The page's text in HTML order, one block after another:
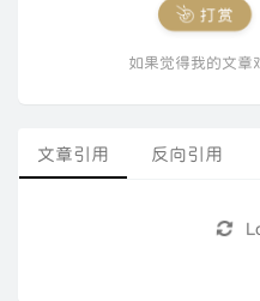
打赏
如果觉得我的文章
文章引用 反向引用